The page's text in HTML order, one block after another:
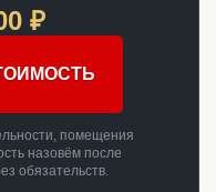
₽
помещения
назовём после
обязательств.